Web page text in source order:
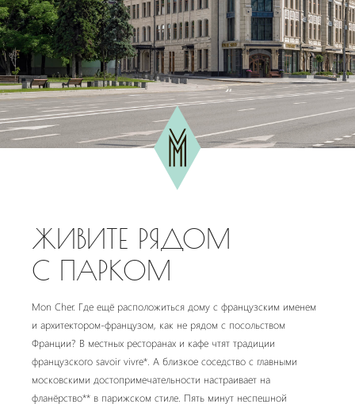
ЖИВИТЕ РЯДОМ
С ПАРКОМ
Mon Cher. Где ещё расположиться дому с французским именем
и архитектором-французом, как не рядом с посольством
Франции? В местных ресторанах и кафе чтят традиции
французского savoir vivre*. А близкое соседство с главными
московскими достопримечательности настраивает на
фланёрство** в парижском стиле. Пять минут неспешной